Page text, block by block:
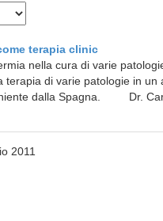
terapia clinic
nella cura di varie
terapia di varie patologie in un
dalla Spagna. Dr.
2011